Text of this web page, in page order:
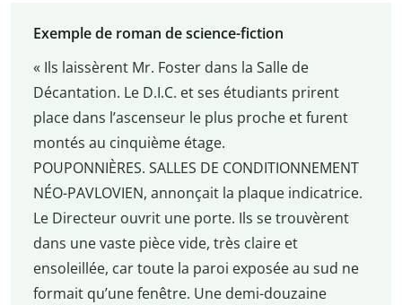
Exemple de roman de science-fiction
« Ils laissèrent Mr. Foster dans la Salle de
Décantation. Le D.I.C. et ses étudiants prirent
place dans l’ascenseur le plus proche et furent
montés au cinquième étage.
POUPONNIÈRES. SALLES DE CONDITIONNEMENT
NÉO-PAVLOVIEN, annonçait la plaque indicatrice.
Le Directeur ouvrit une porte. Ils se trouvèrent
dans une vaste pièce vide, très claire et
ensoleillée, car toute la paroi exposée au sud ne
formait qu’une fenêtre. Une demi-douzaine